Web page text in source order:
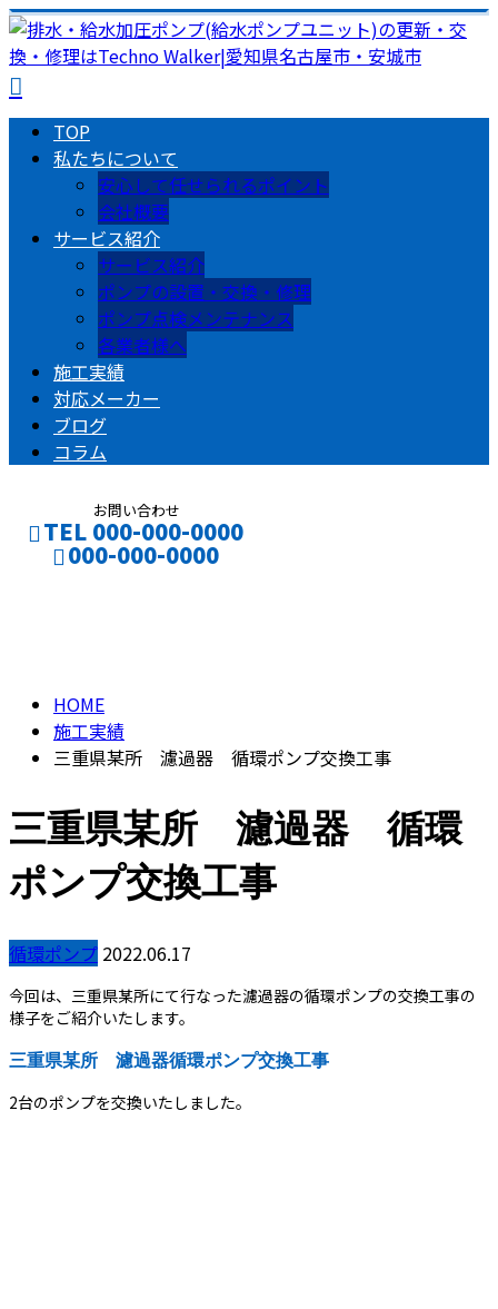
TOP
私たちについて
安心して任せられるポイント
会社概要
サービス紹介
サービス紹介
ポンプの設置・交換・修理
ポンプ点検メンテナンス
各業者様へ
施工実績
対応メーカー
ブログ
コラム
お問い合わせ
TEL 000-000-0000
000-000-0000
HOME
施工実績
三重県某所 濾過器 循環ポンプ交換工事
三重県某所 濾過器 循環
ポンプ交換工事
循環ポンプ 2022.06.17
今回は、三重県某所にて行なった濾過器の循環ポンプの交換工事の
様子をご紹介いたします。
三重県某所 濾過器循環ポンプ交換工事
2台のポンプを交換いたしました。